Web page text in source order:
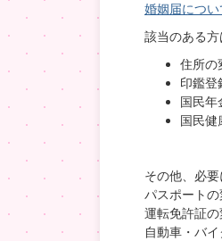
婚姻届につい
該当のある方
住所の
印鑑登
国民年
国民健
その他、必
パスポートの
運転免許証の
自動車・バ